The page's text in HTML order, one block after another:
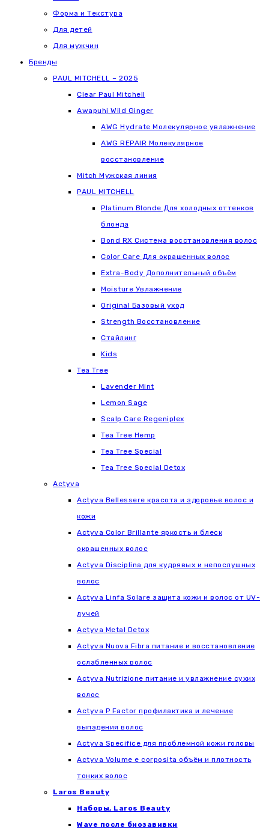
Форма и Текстура
Для детей
Для мужчин
Бренды
PAUL MITCHELL – 2025
Clear Paul Mitchell
Awapuhi Wild Ginger
AWG Hydrate Молекулярное увлажнение
AWG REPAIR Молекулярное
восстановление
Mitch Мужская линия
РАUL МITCHELL
Platinum Blonde Для холодных оттенков
блонда
Bond RX Система восстановления волос
Color Care Для окрашенных волос
Extra-Body Дополнительный объём
Moisture Увлажнение
Original Базовый уход
Strength Восстановление
Стайлинг
Kids
Tea Tree
Lavender Mint
Lemon Sage
Scalp Care Regeniplex
Tea Tree Hemp
Tea Tree Special
Tea Tree Special Detox
Actyva
Actyva Bellessere красота и здоровье волос и
кожи
Actyva Color Brillante яркость и блеск
окрашенных волос
Actyva Disciplina для кудрявых и непослушных
волос
Actyva Linfa Solare защита кожи и волос от UV-
лучей
Actyva Metal Detox
Actyva Nuova Fibra питание и восстановление
ослабленных волос
Actyva Nutrizione питание и увлажнение сухих
волос
Actyva P Factor профилактика и лечение
выпадения волос
Actyva Specifice для проблемной кожи головы
Actyva Volume e corposita объём и плотность
тонких волос
Laros Beauty
Наборы, Laros Beauty
Wave после биозавивки